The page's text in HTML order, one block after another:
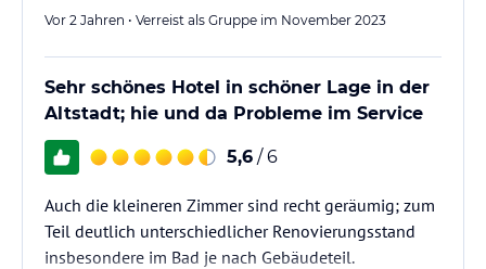
Vor 2 Jahren • Verreist als Gruppe im November 2023
Sehr schönes Hotel in schöner Lage in der
Altstadt; hie und da Probleme im Service
5,6 / 6
Auch die kleineren Zimmer sind recht geräumig; zum
Teil deutlich unterschiedlicher Renovierungsstand
insbesondere im Bad je nach Gebäudeteil.